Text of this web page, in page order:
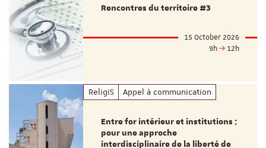
Rencontres du territoire #3
15 October 2026
9h
12h
ReligiS Appel à communication
Entre for intérieur et institutions :
pour une approche
interdisciplinaire de la liberté de